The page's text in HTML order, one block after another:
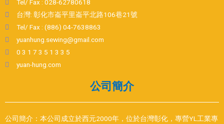
Tel/ Fax : 028-62780618
台灣: 彰化市崙平里崙平北路106巷21號
Tel/ Fax : (886) 04-7638863
yuanhung.sewing@gmail.com
0 3 1 7 3 5 1 3 3 5
yuan-hung.com
公司簡介
公司簡介：本公司成立於西元2000年，位於台灣彰化，專營YL工業專